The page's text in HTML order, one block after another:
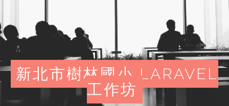
新北市樹林國小 LARAVEL
工作坊